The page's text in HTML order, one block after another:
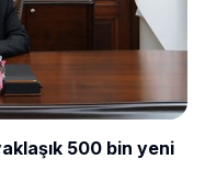
500 bin yeni